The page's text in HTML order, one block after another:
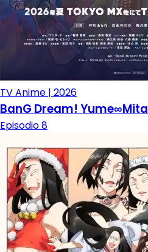
TV Anime | 2026
BanG Dream! Yume∞Mita
Episodio 8